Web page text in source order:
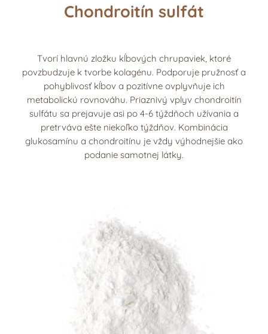
Chondroitín sulfát
Tvorí hlavnú zložku kĺbových chrupaviek, ktoré
povzbudzuje k tvorbe kolagénu. Podporuje pružnosť a
pohyblivosť kĺbov a pozitívne ovplyvňuje ich
metabolickú rovnováhu. Priaznivý vplyv chondroitín
sulfátu sa prejavuje asi po 4-6 týždňoch užívania a
pretrváva ešte niekoľko týždňov. Kombinácia
glukosamínu a chondroitínu je vždy výhodnejšie ako
podanie samotnej látky.